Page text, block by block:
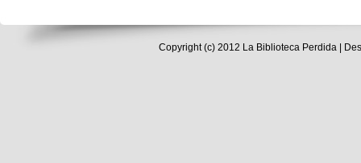
Copyright (c) 2012 La Biblioteca Perdida |